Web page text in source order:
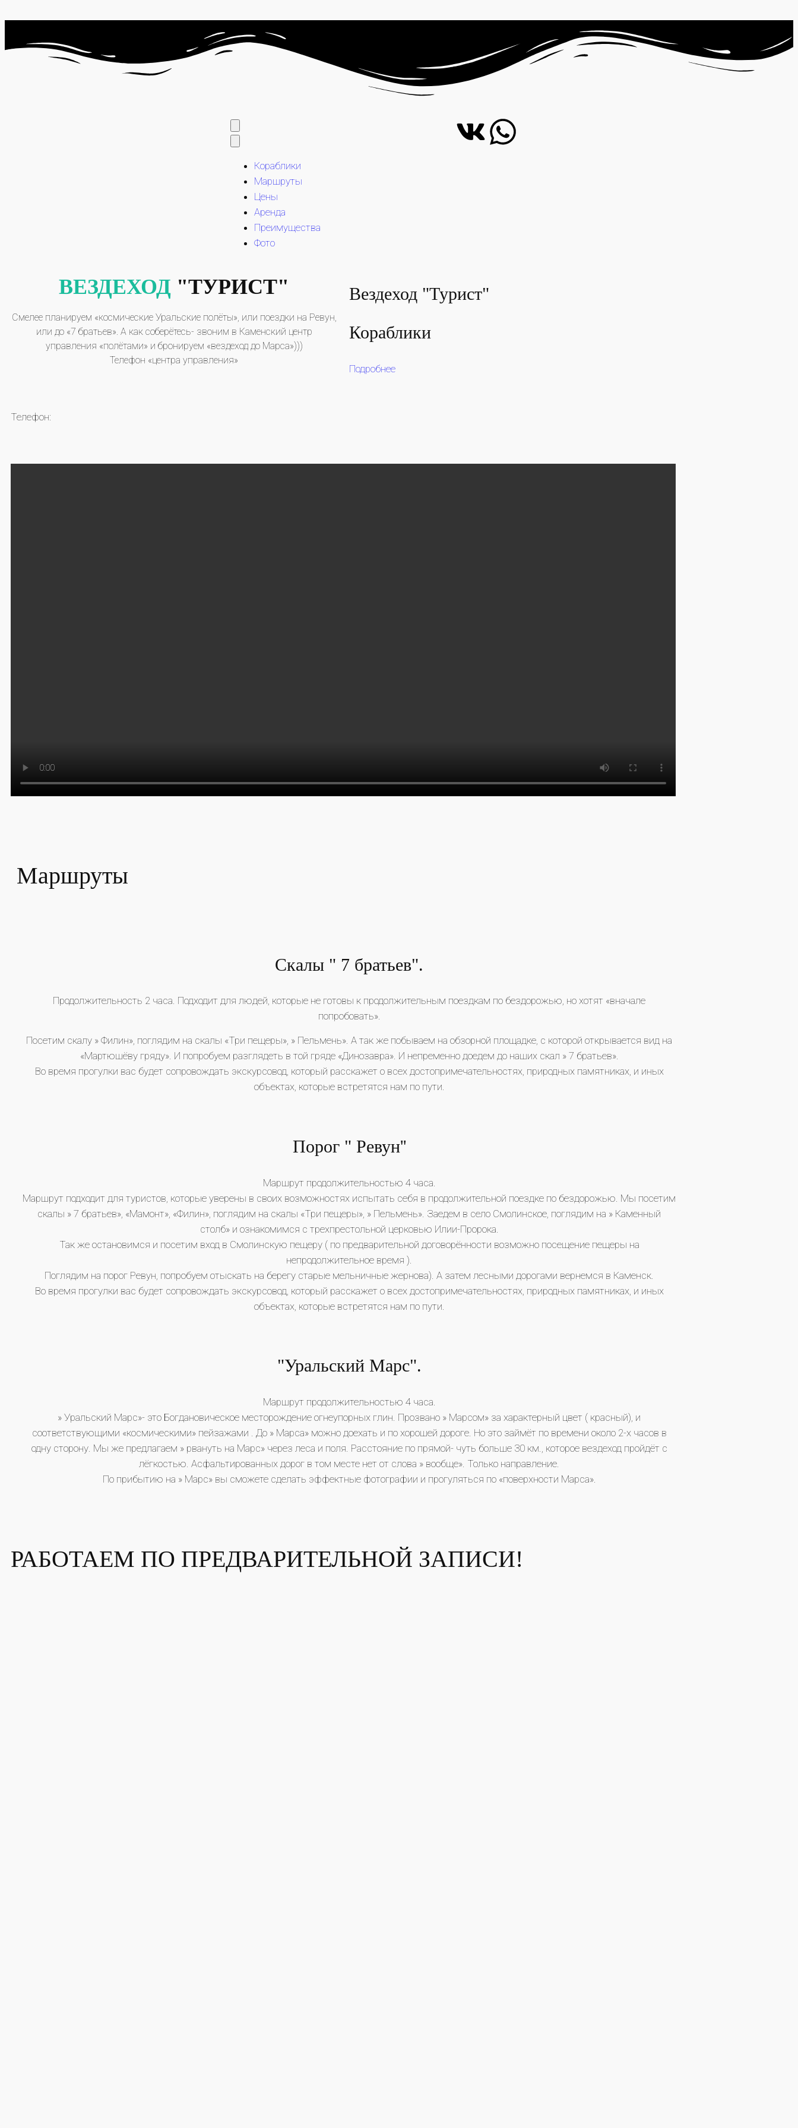
Кораблики
Маршруты
Цены
Аренда
Преимущества
Фото
ВЕЗДЕХОД "ТУРИСТ"
Смелее планируем «космические Уральские полёты», или поездки на Ревун,
или до «7 братьев». А как соберётесь- звоним в Каменский центр
управления «полётами» и бронируем «вездеход до Марса»)))
Телефон «центра управления»
Телефон:
Вездеход "Турист"
Кораблики
Подробнее
Маршруты
Скалы " 7 братьев".
Продолжительность 2 часа. Подходит для людей, которые не готовы к продолжительным поездкам по бездорожью, но хотят «вначале
попробовать».
Посетим скалу » Филин», поглядим на скалы «Три пещеры», » Пельмень». А так же побываем на обзорной площадке, с которой открывается вид на
«Мартюшёву гряду». И попробуем разглядеть в той гряде «Динозавра». И непременно доедем до наших скал » 7 братьев».
Во время прогулки вас будет сопровождать экскурсовод, который расскажет о всех достопримечательностях, природных памятниках, и иных
объектах, которые встретятся нам по пути.
Порог " Ревун''
Маршрут продолжительностью 4 часа.
Маршрут подходит для туристов, которые уверены в своих возможностях испытать себя в продолжительной поездке по бездорожью. Мы посетим
скалы » 7 братьев», «Мамонт», «Филин», поглядим на скалы «Три пещеры», » Пельмень». Заедем в село Смолинское, поглядим на » Каменный
столб» и ознакомимся с трехпрестольной церковью Илии-Пророка.
Так же остановимся и посетим вход в Смолинскую пещеру ( по предварительной договорённости возможно посещение пещеры на
непродолжительное время ).
Поглядим на порог Ревун, попробуем отыскать на берегу старые мельничные жернова). А затем лесными дорогами вернемся в Каменск.
Во время прогулки вас будет сопровождать экскурсовод, который расскажет о всех достопримечательностях, природных памятниках, и иных
объектах, которые встретятся нам по пути.
"Уральский Марс".
Маршрут продолжительностью 4 часа.
» Уральский Марс»- это Богдановическое месторождение огнеупорных глин. Прозвано » Марсом» за характерный цвет ( красный), и
соответствующими «космическими» пейзажами . До » Марса» можно доехать и по хорошей дороге. Но это займёт по времени около 2-х часов в
одну сторону. Мы же предлагаем » рвануть на Марс» через леса и поля. Расстояние по прямой- чуть больше 30 км., которое вездеход пройдёт с
лёгкостью. Асфальтированных дорог в том месте нет от слова » вообще». Только направление.
По прибытию на » Марс» вы сможете сделать эффектные фотографии и прогуляться по «поверхности Марса».
РАБОТАЕМ ПО ПРЕДВАРИТЕЛЬНОЙ ЗАПИСИ!